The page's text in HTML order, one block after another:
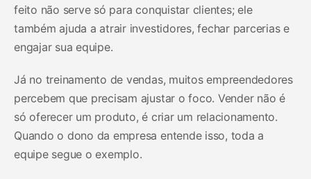
feito não serve só para conquistar clientes; ele
também ajuda a atrair investidores, fechar parcerias e
engajar sua equipe.
Já no treinamento de vendas, muitos empreendedores
percebem que precisam ajustar o foco. Vender não é
só oferecer um produto, é criar um relacionamento.
Quando o dono da empresa entende isso, toda a
equipe segue o exemplo.